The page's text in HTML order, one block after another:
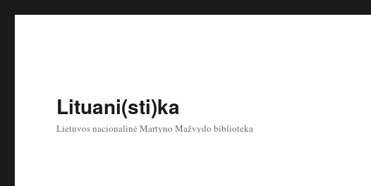
Lituani(sti)ka
Lietuvos nacionalinė Martyno Mažvydo biblioteka